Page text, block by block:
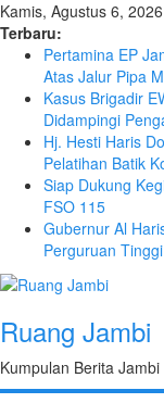
Kamis, Agustus 6, 2026
Terbaru:
Pertamina EP
Atas Jalur Pipa
Kasus Brigadir
Didampingi
Hj. Hesti Haris
Pelatihan Batik
Siap Dukung
FSO 115
Gubernur Al
Perguruan
Ruang Jambi
Kumpulan Berita Jambi